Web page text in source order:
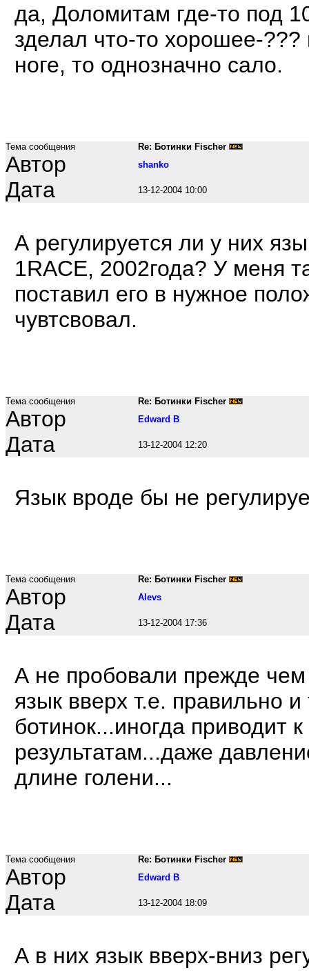
да, Доломитам где-то под
зделал что-то хорошее-
ноге, то однозначно сало.
Тема сообщения Re: Ботинки Fischer
Автор shanko
Дата 13-12-2004 10:00
А регулируется ли у них
1RACE, 2002года? У меня
поставил его в нужное
чувтсвовал.
Тема сообщения Re: Ботинки Fischer
Автор Edward B
Дата 13-12-2004 12:20
Язык вроде бы не
Тема сообщения Re: Ботинки Fischer
Автор Alevs
Дата 13-12-2004 17:36
А не пробовали прежде чем
язык вверх т.е. правильно
ботинок...иногда приводит
результатам...даже
длине голени...
Тема сообщения Re: Ботинки Fischer
Автор Edward B
Дата 13-12-2004 18:09
А в них язык вверх-вниз